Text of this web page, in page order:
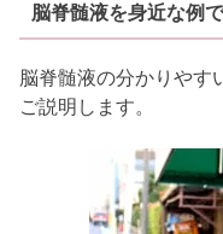
脳脊髄液を身近な例
脳脊髄液の分かりやす
ご説明します。